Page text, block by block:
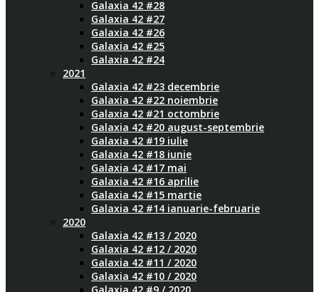
Galaxia 42 #28
Galaxia 42 #27
Galaxia 42 #26
Galaxia 42 #25
Galaxia 42 #24
2021
Galaxia 42 #23 decembrie
Galaxia 42 #22 noiembrie
Galaxia 42 #21 octombrie
Galaxia 42 #20 august-septembrie
Galaxia 42 #19 iulie
Galaxia 42 #18 iunie
Galaxia 42 #17 mai
Galaxia 42 #16 aprilie
Galaxia 42 #15 martie
Galaxia 42 #14 ianuarie-februarie
2020
Galaxia 42 #13 / 2020
Galaxia 42 #12 / 2020
Galaxia 42 #11 / 2020
Galaxia 42 #10 / 2020